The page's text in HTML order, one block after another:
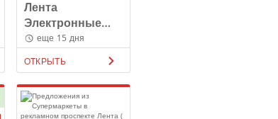
Лента
Электронные
каталоги
еще 15 дня
ОТКРЫТЬ